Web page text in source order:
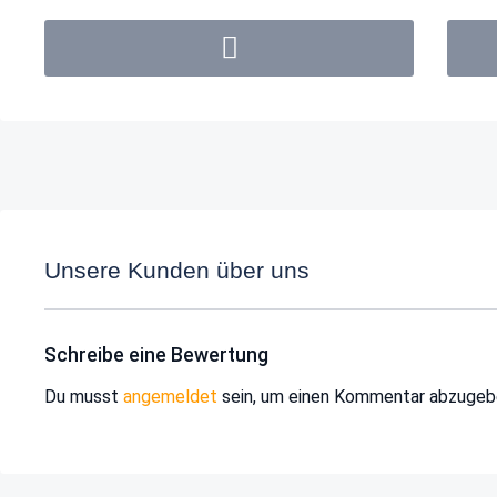
Unsere Kunden über uns
Schreibe eine Bewertung
Du musst angemeldet sein, um einen Kommentar